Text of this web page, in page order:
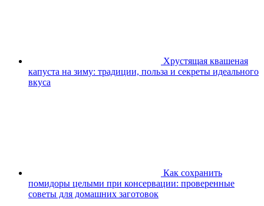
Хрустящая квашеная
капуста на зиму: традиции, польза и секреты идеального
вкуса
Как сохранить
помидоры целыми при консервации: проверенные
советы для домашних заготовок